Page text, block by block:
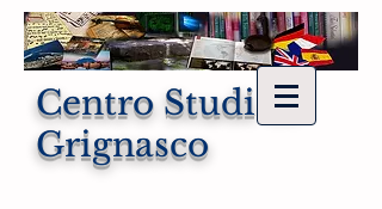
Centro Studi di
Grignasco